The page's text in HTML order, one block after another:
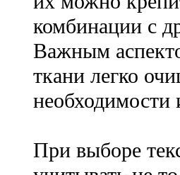
комбинации с
Важным
ткани легко
необходимости
При выборе